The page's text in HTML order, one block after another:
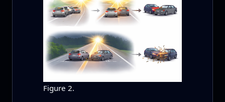
Figure 2.